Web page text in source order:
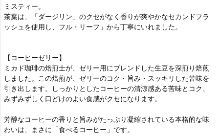
ミスティー。
茶葉は、「ダージリン」のクセがなく香りが爽やかなセカンドフラ
ッシュを使用し、フル・リーフ」から丁寧にいれました。
【コーヒーゼリー】
ミカド珈琲の焙煎士が、ゼリー用にブレンドした生豆を深煎り焙煎
しました。この焙煎が、ゼリーのコク・旨み・スッキリした苦味を
引き出します。しっかりとしたコーヒーの清涼感ある苦味とコク、
みずみずしく口どけのよい食感がクセになります。
芳醇なコーヒーの香りと旨みがたっぷり凝縮されている本格的な味
わいは、まさに「食べるコーヒー」です。